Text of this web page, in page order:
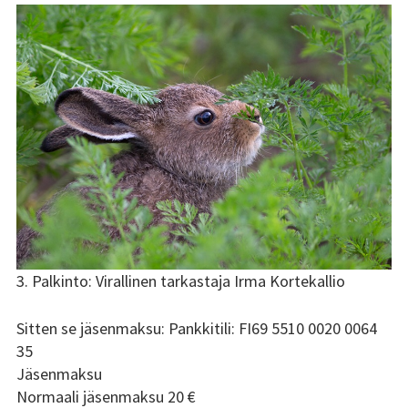
3. Palkinto: Virallinen tarkastaja Irma Kortekallio
Sitten se jäsenmaksu: Pankkitili: FI69 5510 0020 0064
35
Jäsenmaksu
Normaali jäsenmaksu 20 €